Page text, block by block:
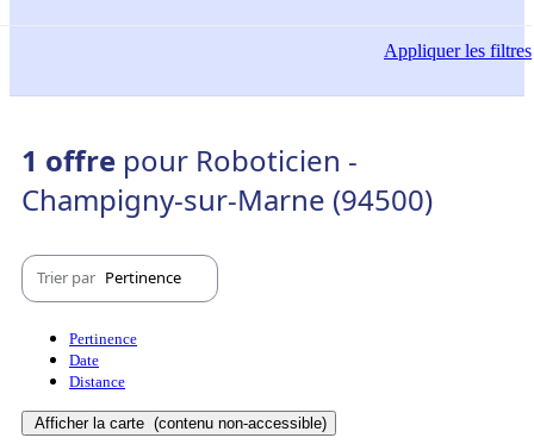
Appliquerles filtres
1 offre pour Roboticien -
Champigny-sur-Marne (94500)
Trier par Pertinence
Pertinence
Date
Distance
Afficher la carte (contenu non-accessible)